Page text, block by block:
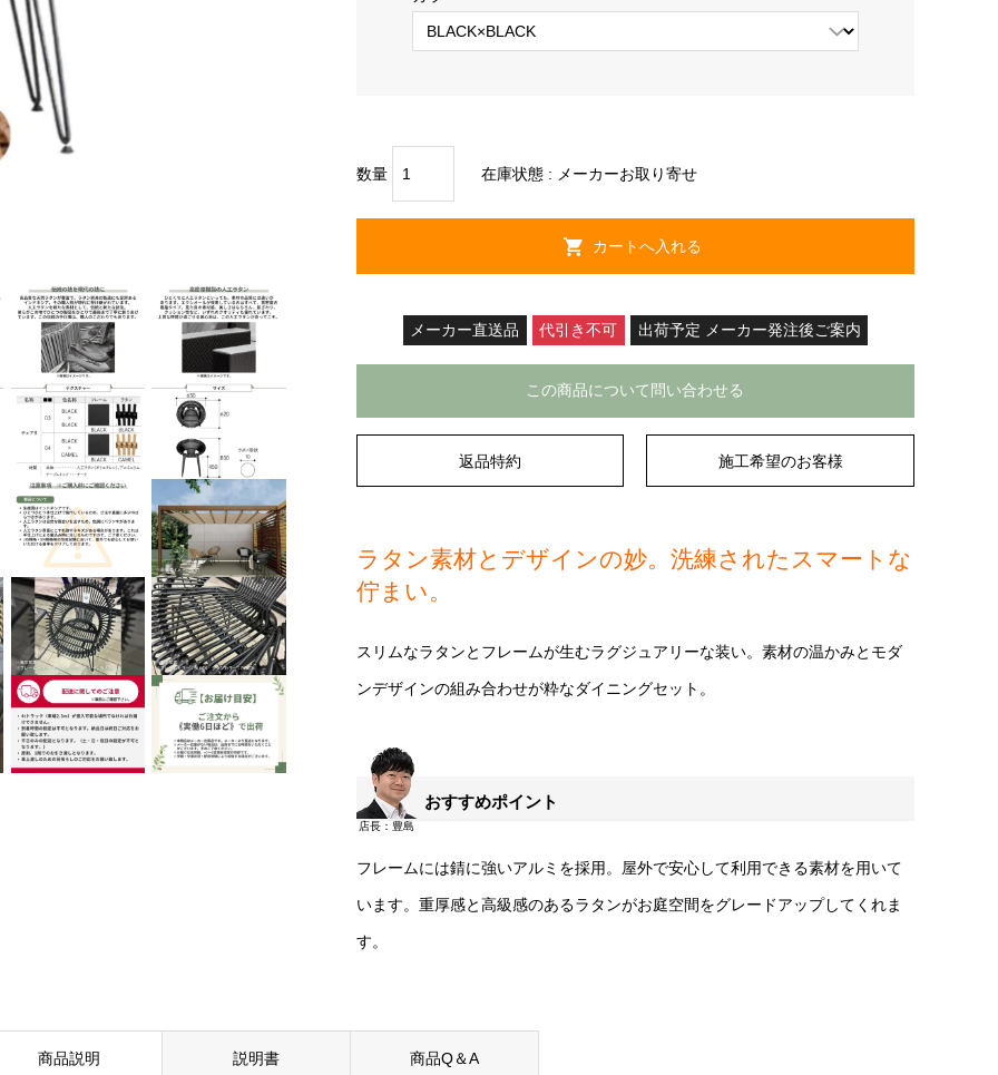
数量 在庫状態 : メーカーお取り寄せ
メーカー直送品 代引き不可 出荷予定 メーカー発注後ご案内
この商品について問い合わせる
返品特約 施工希望のお客様
ラタン素材とデザインの妙。洗練されたスマートな
佇まい。
スリムなラタンとフレームが生むラグジュアリーな装い。素材の温かみとモダ
ンデザインの組み合わせが粋なダイニングセット。
おすすめポイント
フレームには錆に強いアルミを採用。屋外で安心して利用できる素材を用いて
います。重厚感と高級感のあるラタンがお庭空間をグレードアップしてくれま
す。
商品説明 説明書 商品Q＆A